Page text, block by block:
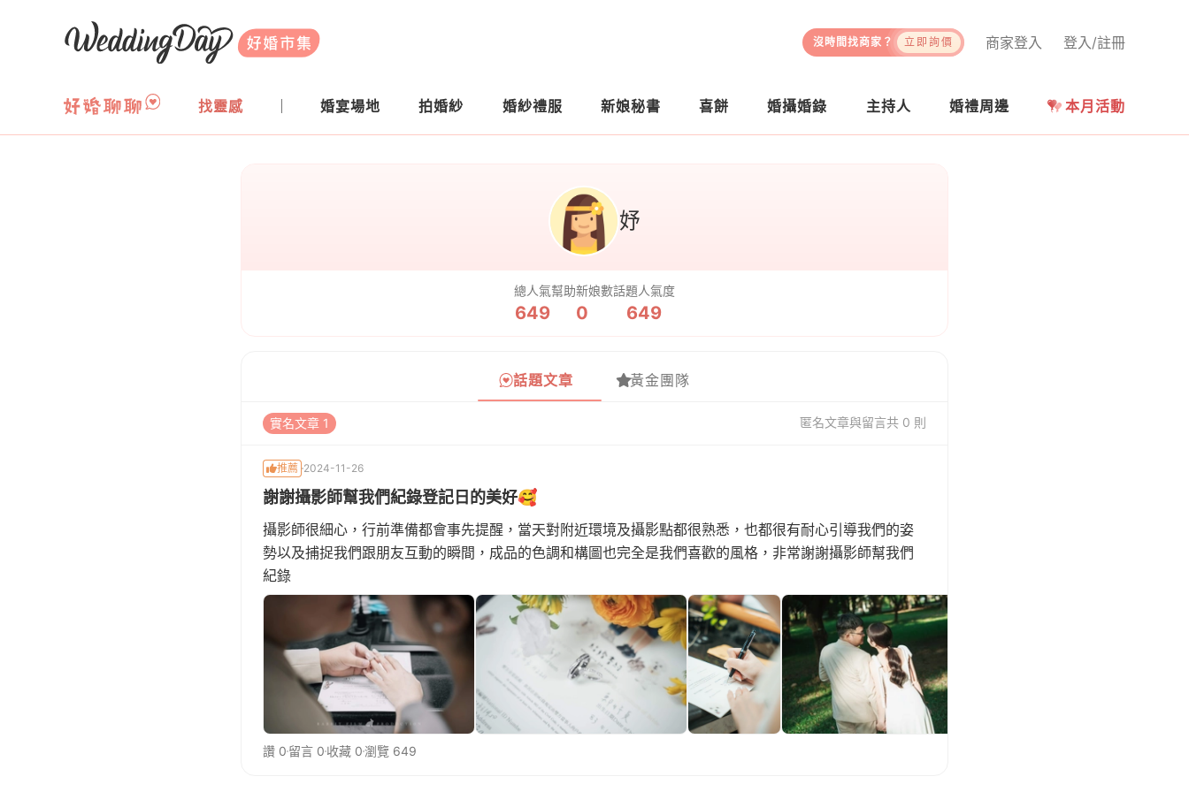
WeddingDay 好婚市集
登入/註冊
商家登入
沒時間找商家？ 立即詢價
找靈感 婚宴場地 拍婚紗 婚紗禮服 新娘秘書 喜餅 婚攝婚錄 主持人 婚禮周邊 本月活動
妤
總人氣
649
幫助新娘數
0
話題人氣度
649
話題文章 黃金團隊
實名文章 1 匿名文章與留言共 0 則
推薦 2024-11-26
謝謝攝影師幫我們紀錄登記日的美好🥰
攝影師很細心，行前準備都會事先提醒，當天對附近環境及攝影點都很熟悉，也都很有耐心引導我們的姿
勢以及捕捉我們跟朋友互動的瞬間，成品的色調和構圖也完全是我們喜歡的風格，非常謝謝攝影師幫我們
紀錄
讚 0 留言 0 收藏 0瀏覽 649